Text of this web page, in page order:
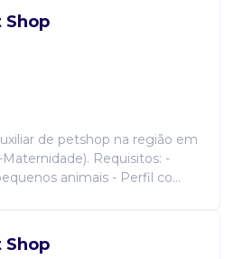
Shop
de petshop na região em
Requisitos: -
animais - Perfil co...
Shop